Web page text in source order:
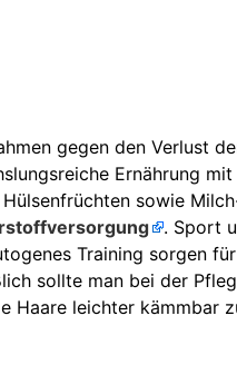
gegen den Verlust
Ernährung
sowie
. Sport
Training sorgen
sollte man bei der
Haare leichter kämmbar